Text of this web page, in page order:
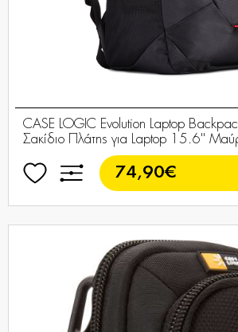
CASE LOGIC Evolution Laptop
Σακίδιο Πλάτης για Laptop 15.6''
74,90€